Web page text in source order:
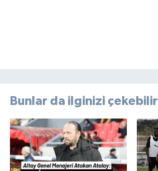
Bunlar da ilginizi çekebilir